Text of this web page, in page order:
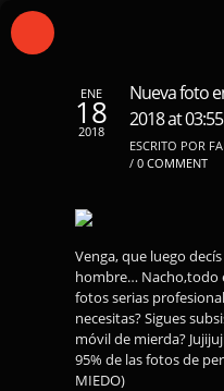
ENE
18
2018
Nueva foto
2018 at
ESCRITO POR
/ 0 COMMENT
Venga, que luego
hombre… Nacho,todo
fotos serias
necesitas? Sigues
móvil de mierda?
95% de las fotos de
MIEDO)